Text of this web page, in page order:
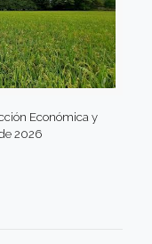
Económica y
2026